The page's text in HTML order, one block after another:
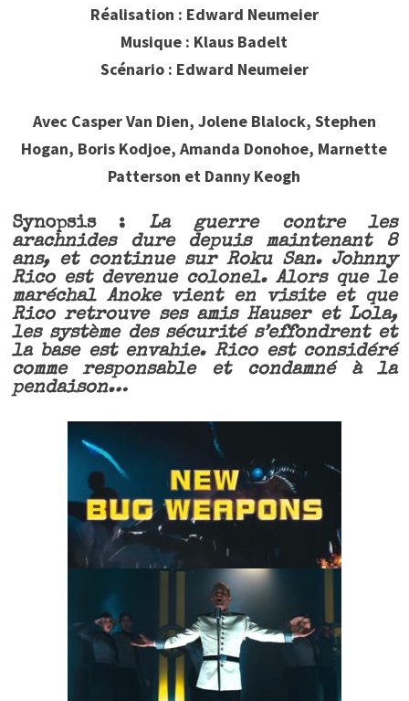
Réalisation : Edward Neumeier
Musique : Klaus Badelt
Scénario : Edward Neumeier
Avec Casper Van Dien, Jolene Blalock, Stephen
Hogan, Boris Kodjoe, Amanda Donohoe, Marnette
Patterson et Danny Keogh
Synopsis : La guerre contre les
arachnides dure depuis maintenant 8
ans, et continue sur Roku San. Johnny
Rico est devenue colonel. Alors que le
maréchal Anoke vient en visite et que
Rico retrouve ses amis Hauser et Lola,
les système des sécurité s’effondrent et
la base est envahie. Rico est considéré
comme responsable et condamné à la
pendaison…